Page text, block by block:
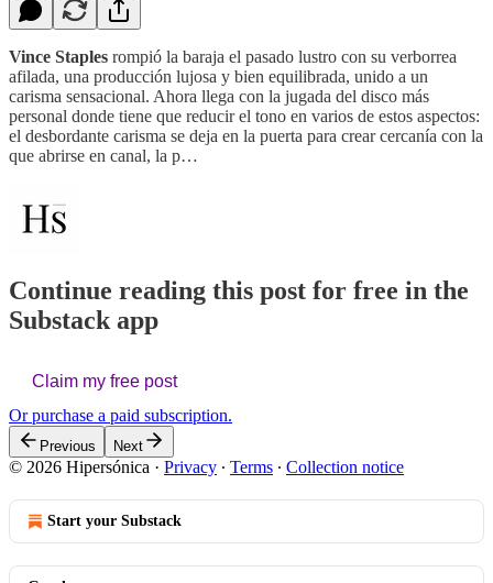
Vince Staples rompió la baraja el pasado lustro con su verborrea
afilada, una producción lujosa y bien equilibrada, unido a un
carisma sensacional. Ahora llega con la jugada del disco más
personal donde tiene que reducir el tono en varios de estos aspectos:
el desbordante carisma se deja en la puerta para crear cercanía con la
que abrirse en canal, la p…
Continue reading this post for free in the
Substack app
Claim my free post
Or purchase a paid subscription.
Previous Next
© 2026 Hipersónica · Privacy ∙ Terms ∙ Collection notice
Start your Substack